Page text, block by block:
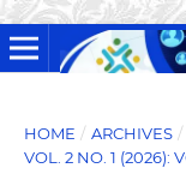
HOME / ARCHIVES /
VOL. 2 NO. 1 (2026):